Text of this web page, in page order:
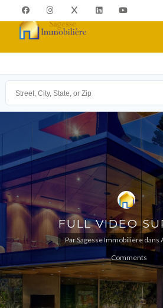
FULL VIDEO
ParSagesse Immobilière dans
Comments